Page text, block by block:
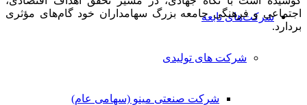
شرکت‌های تابعه
شرکت های تولیدی
شرکت صنعتی مینو (سهامی عام)
اجتماعی و فرهنگی جامعه بزرگ سهامداران خود گام‌های مؤثری
بردارد.